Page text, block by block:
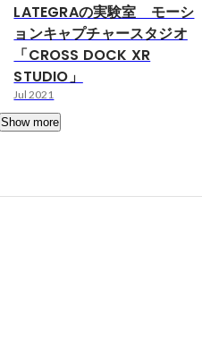
LATEGRAの実験室 モーシ
ョンキャプチャースタジオ
「CROSS DOCK XR
STUDIO」
Jul 2021
Show more